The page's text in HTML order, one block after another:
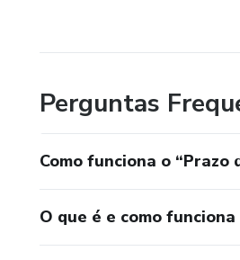
Perguntas
Como funciona o “Prazo
O que é e como